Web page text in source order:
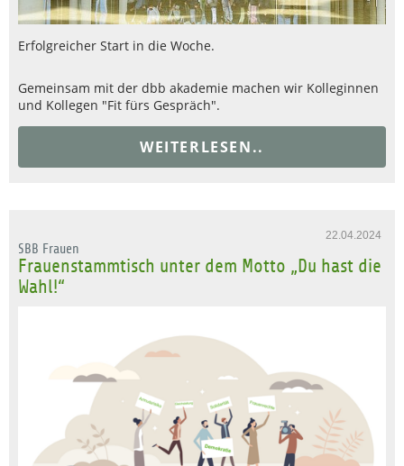
Erfolgreicher Start in die Woche.
Gemeinsam mit der dbb akademie machen wir Kolleginnen
und Kollegen "Fit fürs Gespräch".
WEITERLESEN..
22.04.2024
SBB Frauen
Frauenstammtisch unter dem Motto „Du hast die
Wahl!“